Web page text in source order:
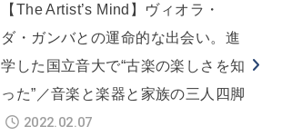
【The Artist’s Mind】ヴィオラ・
ダ・ガンバとの運命的な出会い。進
学した国立音大で“古楽の楽しさを知
った”／音楽と楽器と家族の三人四脚
2022.02.07